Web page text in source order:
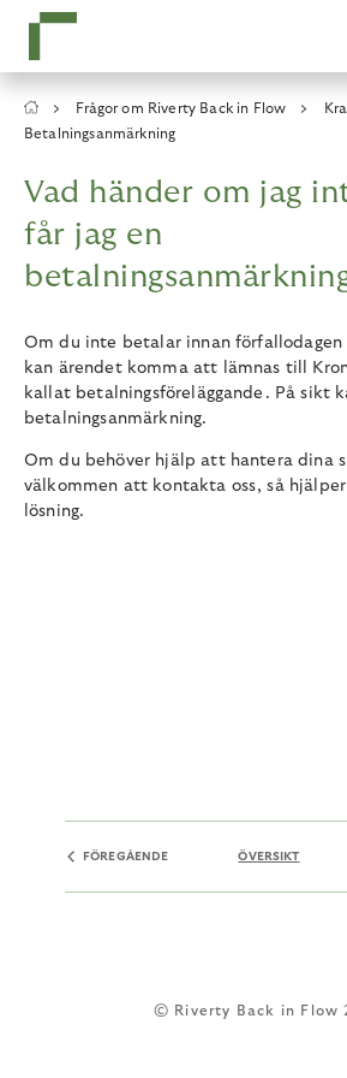
main
Breadcrumb
Frågor om Riverty Back in Flow
Betalningsanmärkning
Vad händer om jag
får jag en
Om du inte betalar innan förfallodagen
kan ärendet komma att lämnas till
kallat betalningsföreläggande. På sikt
betalningsanmärkning.
Om du behöver hjälp att hantera dina
välkommen att kontakta oss, så
lösning.
FÖREGÅENDE ÖVERSIKT
© Riverty Back in Flow